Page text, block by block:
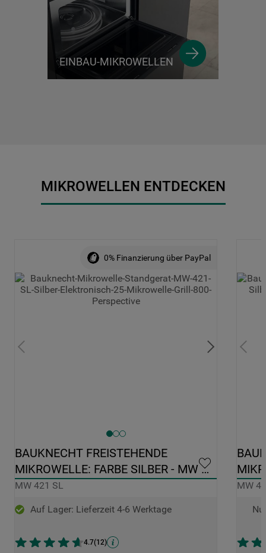
EINBAU-MIKROWELLEN
MIKROWELLEN ENTDECKEN
0% Finanzierung über PayPal
BAUKNECHT FREISTEHENDE
MIKROWELLE: FARBE SILBER - MW
421 SL
MW 421 SL
Auf Lager: Lieferzeit 4-6 Werktage
4.7(12)
427
MW